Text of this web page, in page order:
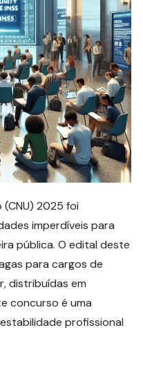
2025 foi
imperdíveis para
pública. O edital deste
para cargos de
distribuídas em
concurso é uma
profissional